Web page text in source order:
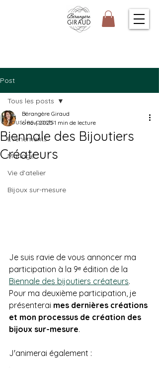
Post
Tous les posts
Evènements
Mariage
Vie d'atelier
Bijoux sur-mesure
Tous les posts
Biennale des Bijoutiers
Créateurs
Bérangère Giraud
6 nov. 20251 min de lecture
Je suis ravie de vous annoncer ma
participation à la 9ᵉ édition de la
Biennale des bijoutiers créateurs.
Pour ma deuxième participation, je
présenterai mes dernières créations
et mon processus de création des
bijoux sur-mesure.
J'animerai également :